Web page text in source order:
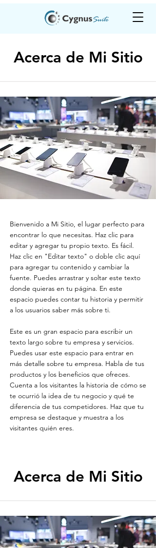
Acerca de Mi Sitio
Bienvenido a Mi Sitio, el lugar perfecto para
encontrar lo que necesitas. Haz clic para
editar y agregar tu propio texto. Es fácil.
Haz clic en "Editar texto" o doble clic aquí
para agregar tu contenido y cambiar la
fuente. Puedes arrastrar y soltar este texto
donde quieras en tu página. En este
espacio puedes contar tu historia y permitir
a los usuarios saber más sobre ti.
Este es un gran espacio para escribir un
texto largo sobre tu empresa y servicios.
Puedes usar este espacio para entrar en
más detalle sobre tu empresa. Habla de tus
productos y los beneficios que ofreces.
Cuenta a los visitantes la historia de cómo se
te ocurrió la idea de tu negocio y qué te
diferencia de tus competidores. Haz que tu
empresa se destaque y muestra a los
visitantes quién eres.
Acerca de Mi Sitio